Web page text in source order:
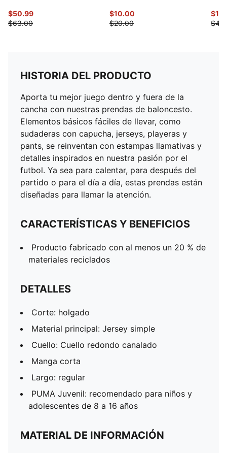
$50.99
$63.00
$10.00
$20.00
HISTORIA DEL PRODUCTO
Aporta tu mejor juego dentro y fuera de la
cancha con nuestras prendas de baloncesto.
Elementos básicos fáciles de llevar, como
sudaderas con capucha, jerseys, playeras y
pants, se reinventan con estampas llamativas y
detalles inspirados en nuestra pasión por el
futbol. Ya sea para calentar, para después del
partido o para el día a día, estas prendas están
diseñadas para llamar la atención.
CARACTERÍSTICAS Y BENEFICIOS
Producto fabricado con al menos un 20 % de
materiales reciclados
DETALLES
Corte: holgado
Material principal: Jersey simple
Cuello: Cuello redondo canalado
Manga corta
Largo: regular
PUMA Juvenil: recomendado para niños y
adolescentes de 8 a 16 años
MATERIAL DE INFORMACIÓN